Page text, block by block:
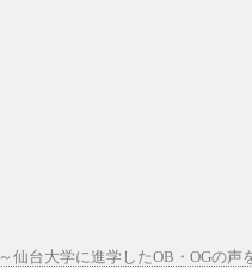
仙台大学に進学したOB・OGの声